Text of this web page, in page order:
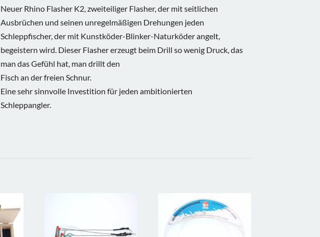
Neuer Rhino Flasher K2, zweiteiliger Flasher, der mit seitlichen
Ausbrüchen und seinen unregelmäßigen Drehungen jeden
Schleppfischer, der mit Kunstköder-Blinker-Naturköder angelt,
begeistern wird. Dieser Flasher erzeugt beim Drill so wenig Druck, das
man das Gefühl hat, man drillt den
Fisch an der freien Schnur.
Eine sehr sinnvolle Investition für jeden ambitionierten
Schleppangler.